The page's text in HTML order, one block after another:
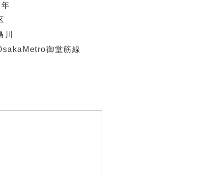
御堂筋線